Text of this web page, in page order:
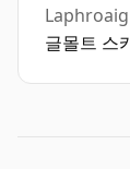
글몰트 스